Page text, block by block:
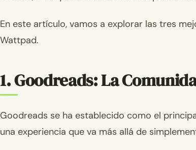
En este artículo, vamos a explorar las tres
Wattpad.
1. Goodreads: La
Goodreads se ha establecido como el
una experiencia que va más allá de